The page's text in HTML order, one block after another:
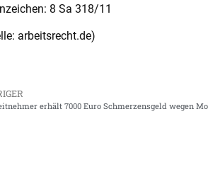
8 Sa 318/11
arbeitsrecht.de)
erhält 7000 Euro Schmerzensgeld wegen